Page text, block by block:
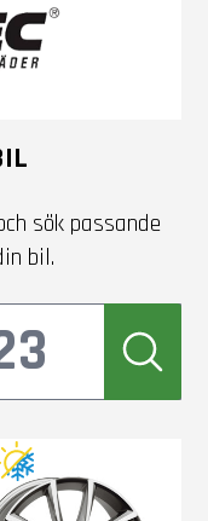
du mycket för
som
sök passande
bil.